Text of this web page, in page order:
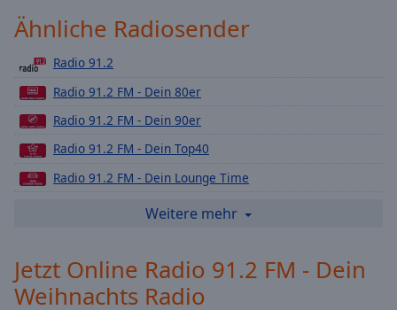
Chapters
Descriptions
off,
selected
Subtitles
subtitles
settings
Ähnliche Radiosender
Radio 91.2
Radio 91.2 FM - Dein 80er
Radio 91.2 FM - Dein 90er
Radio 91.2 FM - Dein Top40
Radio 91.2 FM - Dein Lounge Time
Radio 91.2 FM - Dein Urban
Radio 91.2 FM - Dein Love Radio
Radio 91.2 FM - Dein Detsch Pop Radio
Weitere mehr
Jetzt Online Radio 91.2 FM - Dein
Weihnachts Radio